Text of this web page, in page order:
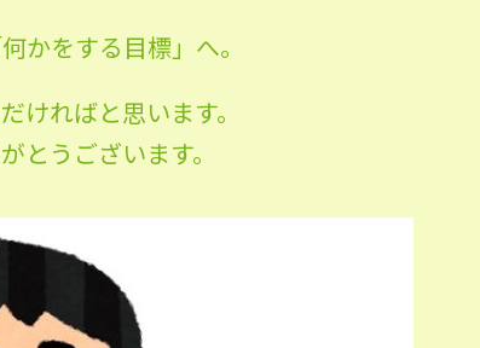
かをする目標」へ。
ければと思います。
とうございます。